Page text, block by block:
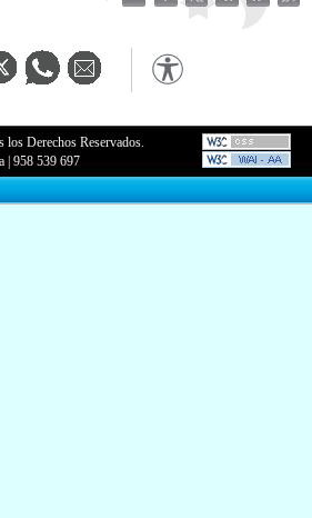
los Derechos Reservados.
|958 539 697